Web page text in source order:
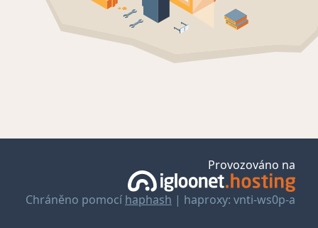
Provozováno na
Chráněno pomocí haphash | haproxy: vnti-ws0p-a